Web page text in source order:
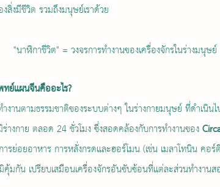
สิ่งมีชีวิต รวมถึงมนุษย์เราด้วย
"นาฬิกาชีวิต" = วงจรการทำงานของเครื่องจักรในร่างมนุษย์
ย์แผนจีนคืออะไร?
งานตามธรรมชาติของระบบต่างๆ ในร่างกายมนุษย์ ที่ดำเนิ
งกาย ตลอด 24 ชั่วโมง ซึ่งสอดคล้องกับการทำงานของ
รย่อยอาหาร การหลั่งกรดและฮอร์โมน (เช่น เมลาโทนิน คอ
มกัน เปรียบเสมือนเครื่องจักรอันซับซ้อนที่แต่ละส่วนทำงานส